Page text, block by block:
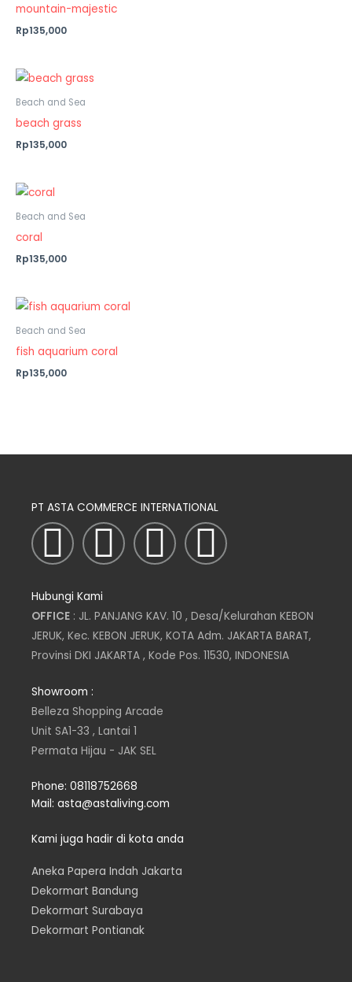
mountain-majestic
Rp135,000
Beach and Sea
beach grass
Rp135,000
Beach and Sea
coral
Rp135,000
Beach and Sea
fish aquarium coral
Rp135,000
PT ASTA COMMERCE INTERNATIONAL
I
n
s
t
a
g
r
a
m
T
w
i
t
t
e
r
L
i
n
k
e
n
F
a
c
e
Hubungi Kami
OFFICE : JL. PANJANG KAV. 10 , Desa/Kelurahan KEBON
JERUK, Kec. KEBON JERUK, KOTA Adm. JAKARTA BARAT,
Provinsi DKI JAKARTA , Kode Pos. 11530, INDONESIA
Showroom :
Belleza Shopping Arcade
Unit SA1-33 , Lantai 1
Permata Hijau - JAK SEL
Phone: 08118752668
Mail: asta@astaliving.com
Kami juga hadir di kota anda
Aneka Papera Indah Jakarta
Dekormart Bandung
Dekormart Surabaya
Dekormart Pontianak